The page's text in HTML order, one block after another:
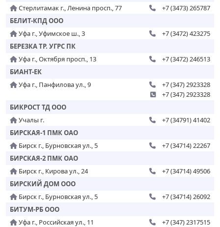
Стерлитамак г., Ленина просп., 77
+7 (3473) 265787
БЕЛИТ-КПД ООО
Уфа г., Уфимское ш., 3
+7 (3472) 423275
БЕРЕЗКА ТР. УГРС ПК
Уфа г., Октября просп., 13
+7 (3472) 246513
БИАНТ-ЕК
Уфа г., Панфилова ул., 9
+7 (347) 2923328
+7 (347) 2923328
БИКРОСТ ТД ООО
Учалы г.
+7 (34791) 41402
БИРСКАЯ-1 ПМК ОАО
Бирск г., Бурновская ул., 5
+7 (34714) 22267
БИРСКАЯ-2 ПМК ОАО
Бирск г., Кирова ул., 24
+7 (34714) 49506
БИРСКИЙ ДОМ ООО
Бирск г., Бурновская ул., 5
+7 (34714) 26092
БИТУМ-РБ ООО
Уфа г., Российская ул., 11
+7 (347) 2317515